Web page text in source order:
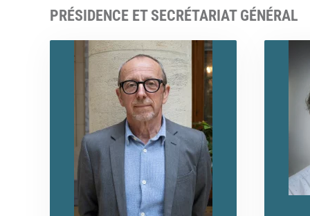
PRÉSIDENCE ET SECRÉTARIAT GÉNÉRAL